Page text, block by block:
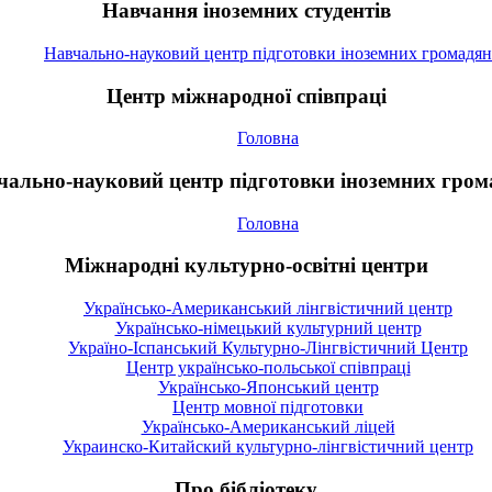
Навчання іноземних студентів
Навчально-науковий центр підготовки іноземних громадян
Центр міжнародної співпраці
Головна
науковий центр підготовки іноземних
Головна
Міжнародні культурно-освітні центри
Українсько-Американський лінгвістичний центр
Українсько-німецький культурний центр
Україно-Іспанський Культурно-Лінгвістичний Центр
Центр українсько-польської співпраці
Українсько-Японський центр
Центр мовної підготовки
Українсько-Американський ліцей
Украинско-Китайский культурно-лінгвістичний центр